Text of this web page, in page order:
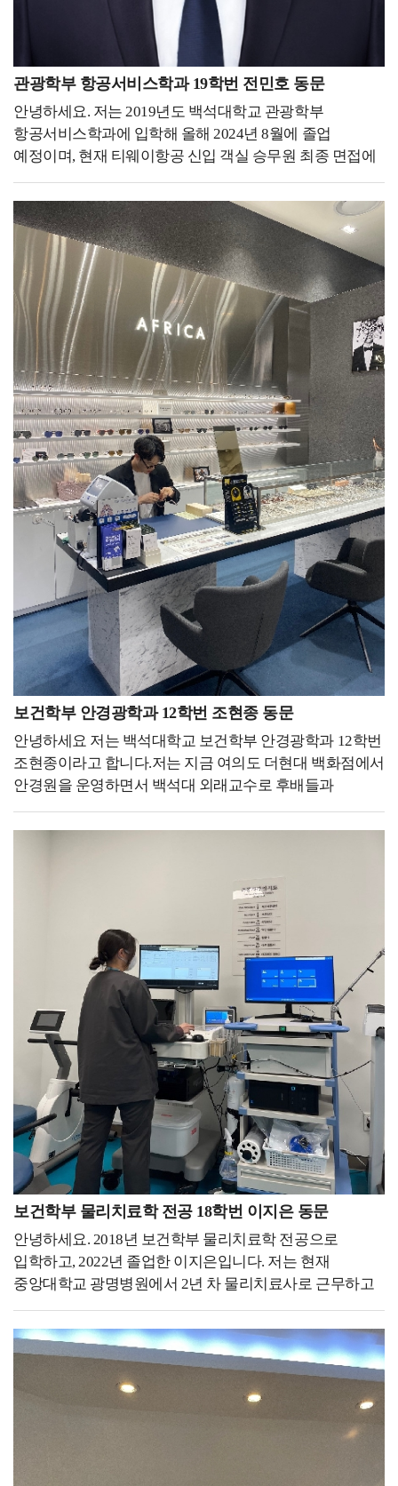
다녀오신 분들은 아시겠지만 한국 전통 무술을 한국인이
전문선수로서 수련했다는 부분이 외국인들에게 큰
매력으로 다가간다는 것을 알 수 있습니다. 큰 인정을
받으면서 외국어를 배우고 발전된 스스로의 모습을
되돌아봤을 때 다가오는 행복감은 이루 말할 수 없을
것입니다! - 후배들에게 하고 싶은 말을 자유롭게
써주세요. -해야 할까? 괜찮은 건가? 도움이 될까?
상황만이 나를 강하게 만들어 줍니다. 실패해도
괜찮습니다. 저는 대학 재학 중에 이루고자 했던 목표들을
모두 이뤘는데요. 그러면서 점점 실패에 대한 두려움이
상당히 커졌고, 실패 속에서 얻은 부정적 감정은
정체성에까지 영향을 줬습니다. 그런데 돌아보면 그
과정들이 오히려 더 좋은 결과들을 만들어 주었습니다.
잊고 있던 유학의 꿈을 되찾아 준 것처럼 실패는 더 좋은
결과를 만들어 주기 위해 방향을 바꿔주는 기차의
선로전환기와 같다는 것을 알게 됐습니다. 하고자 하는
일이라도 or 아니더라도 분명 배울 것이 있을 테니 무작정
시작하세요!혹시 대학원 진학을 하고자 하시는 분이
계시다면 자기소개서와 학업계획서를 작성하시기 전에 각
학교별로 수업 커리큘럼이나 교수님의 연구를 보면서 그에
맞게 자신만의 스토리를 만들어 작성하는 게 중요하다고
생각합니다. 그리고 학부 과정에서 많은 경험을 해보셔야
지원서 작성 시에 사용할 재료가 많아지기 때문에 도움이
안 될 것 같은 것들도 도전하시고, 성취하세요.
인스타그램을 보던 중 How big would you dream, if you
knew you couldn't fail 이라는 문장을 발견했었습니다.
여러분께서는 만약 실패하지 않을 걸 알았다면 얼마나 큰
꿈을 꿨을까요? 앞으로 여러분이 하시는 일들이 잘 될지 안
될지 아무도 모릅니다. 하지만 시작도 하지 않으신다면 될
일이 없겠죠. 모두가 안 될 거라는 꿈을 꾸시는 것도
say you cannot do.(Walter Bagehot) 라는 제 좌우명처럼
사람들이 안 될 거라고 하는 일을 해냈을 때 삶에서 가장 큰
기쁨을 얻을 수 있을 거니까요. 가능성이 0.1%라도 있다면
도전하세요. 어떠한 꿈을 꾸시던 항상 응원하겠습니다.
시간을 보내다 보니 운동에서 가장 중요한 것이 무엇일까?
라는 생각을 하게 되었습니다. 저는 운동에서 가장 중요한
것은 목적이라고 생각합니다. 누군가에게는 스트레스를
해소시켜주는 취미, 건강을 관리하기 위한 수단,
수익창출을 하기 위한 직업 등 다양한 목적이 있습니다. 그
목적을 달성하기 위해선 운동을 하는 것도 중요하지만,
나에게 맞는 운동을 찾아서, 얼마나 어떻게 해야 하는지가
더 중요합니다. 그런 기준을 설정하기 위해서 밟아야 하는
가장 첫 번째 발걸음은 자신의 체력 수준을 인지하는
것입니다. 그 체력수준을 체계적이고 구체적으로
인지시켜주고 함께할 수 있는 직업이라고 생각했기 때문에
체력측정사로 근무하게 되었습니다. 저는 군 전역 후
복학을 한 2020년도는 covid-19로 인해 모든 수업이 전면
비대면으로 진행이 되었고 국가적으로 행사들도 취소되는
상황이었습니다. 그 당시에 저는 전공과 제 자신에 대한
의심과 궁금증이 계속해서 커져만 갔습니다. 그 의심과
궁금증을 해소하기 위해 저는 제 전공의 중심으로 직접
파고들기로 마음먹었습니다. 다음 해에 전공 학생회장으로
활동하게 되었고 covid-19로 인해 취소되었던 전공 관련
행사들을 페이스북, 인스타그램, 유튜브 등 다양한 sns를
통해 진행하였습니다. 특히 제가 가장 궁금했고, 모든
학생들이 관심 있어 할 취업에 대한 콘텐츠를 많이
다뤘습니다. 졸업 후 취업한 선배들을 인터뷰했고, 스포츠
진학/진로 박람회, 전공진로설명회 등 다양한 행사들을
진행했습니다. 저는 본인이 얻고자 하고, 성장하고자 하면
그 분야의 중심에 있어야 한다고 생각했기 때문에 다음
해에는 스포츠과학부 학생회장으로 활동했습니다. 그동안
그 누구보다 전공과 학부에 대해 진심이었고 가까이에
있으면서 미래에 대한 확신과 방향성을 확인하고 배움에
대한 갈증이 생겨 한 단계 성장할 수 있었습니다. 당신은
겉보기에 노력하고 있을 뿐 이라는 책에 우회했다고
느껴진 그 길이 최단 직선거리는 아니었을지라도 가장
아름다운 곡선이다. 라는 구절이 제 심금을 울렸습니다.
저는 경험을 최우선으로 중요시합니다. 물론 책이나
간접적인 경험을 통해서 배울 수도 있지만 직접 경험하는
것과는 천지차이라고 생각합니다. 혹자는 저의 소중한
학생회장이라는 경험이 자격증 취득을 위한 시간보다 훨씬
신분으로만 할 수 있는 다양한 경험을 해보고 싶었기
때문입니다. 선후배가 아닌 목표를 향해 함께 나아가는
사회 초년생으로서, 동료로서 이야기하고 싶습니다.
학생회장, 대외활동, 학업, 자격증 공부를 병행하며 정말
힘들었던 시간도 많았습니다. 대학시절 도전의 개념과
따라오는 성취에 대한 보상을 처음 느꼈습니다. 시간이
지난 지금, 그때의 기억을 연료 삼아 포기하고 싶은
순간마다 열어보고 다시 일어날 수 있는 용기를 얻고
있습니다. 모든 것이 처음이고 새롭기만 했던 스무 살과 그
이후 지금까지도 불완전함에 불안해지고 서투른 모습이
때론 싫어질 때도 있지만 그럴 때면 대학시절 기억을 꺼내
떠올려 보며 비틀대도 넘어지지 않도록 하루하루 노력하고
있습니다. 이 글을 읽는 모든 학우 분들도 백석인으로서의
자긍심과 자부심을 갖길 바라며, 각자 이어 나갈 미래를
응원하겠습니다. 감사합니다.
관광학부 항공서비스학과 19학번 전민호 동문
안녕하세요. 저는 2019년도 백석대학교 관광학부
항공서비스학과에 입학해 올해 2024년 8월에 졸업
예정이며, 현재 티웨이항공 신입 객실 승무원 최종 면접에
모아 40일간의 유럽 배낭여행을 했던 경험이 있습니다.
혼자 여행을 하는 동안 생각하는 시간들이 많았는데, 진로
선택을 고민하던 도중 기내 안에서 전문적으로 서비스를
제공하며 책임감을 가지고 일하시는 객실 승무원의 모습이
너무나도 멋있어 보여 이 진로를 선택하게 되었습니다.
저는 대학교에 다니는 4년 동안 원하는 꿈을 이루기 위해
매 순간 최선을 다했습니다. 4.27의 학점으로 졸업했으며,
백석대학교 홍보대사를 1학년과 4학년 때 총 두 번 하면서
적극적으로 학교를 홍보하고 널리 알리기 위해
노력했습니다. 중학생을 대상으로 한 전공 체험 및 모교
방문, 수시 정시 면접 도우미, 입학식 및 졸업식 등 의전
활동들을 달마다 했지만, 그중에서도 입시박람회와 교내외
사진 촬영이 가장 인상 깊었습니다. 전국 대학들이 모이는
입시박람회에서 모교를 대표하여서 참여하는 만큼 더
성실하고 열심히 해야겠다는 사명감을 가질 수 있었고,
교내 사진 및 영상 촬영을 통해 모교 메인 홈페이지와
SNS에 실린 제 모습을 보며 항상 모교의 얼굴이라
생각하고 학교 구성원으로서의 책임감과 겸손함을 느낄 수
있었습니다. 그 결과 조직 내외에서 긍정적인 반응을 얻게
되었으며, 열심히 활동한 보람이 생겨 성취감까지 얻을 수
있었습니다. 홍보대사를 하는 동안 모교를 대중에게
소개하고 긍정적인 이미지를 확산시킬 수 있어 뿌듯한
경험을 할 수 있었습니다. 이러한 경험들이 쌓이고 쌓여서
나날이 성장하게 되었고, 저에겐 잊지 못할 추억으로 남을
수 있었습니다.저는 대학 생활을 하는 후배들에게 가장
중요하게 생각하고 강조하고 싶은 부분은 마음가짐과
태도입니다. 저는 전공 수업이든 교양 수업이든 강의를
도전하게 되었습니다. 그 결과 8개의 자격증 중 4개를 대학
생활을 하면서 취득하게 되었고, 이력서를 작성하는
과정에서도 많은 도움이 되었습니다.티웨이항공은 서류에
합격하고 난 이후에는 총 세 번의 면접을 진행하게 되는데,
그 기간 동안 본부동에 있는 강의실을 매일 빌리면서 면접
준비를 했습니다. 스터디를 통해 교수님께 피드백을
받으면서 부족한 부분들을 개선할 수 있었고, 많은 도움을
받을 수 있었습니다. 이런 과정들 덕분에 처음으로
지원하는 항공사에서 한 번에 합격할 수 있었던 거
같습니다. 이 자리를 빌려 나윤서 교수님께 감사하다는
말씀 전해 드리고 싶습니다. 저는 이제 취업을 하게 되어
직장 생활을 하게 될 텐데, 대학생 때 가졌던 마음가짐과
태도를 바탕으로 현실에 안주하지 않고 계속해서 발전해
나가는 사람이 되려 합니다. 이 글을 보고 있는
후배들에게는 좋은 동기부여가 되었으면 좋겠습니다.
여러분의 앞날을 응원하겠습니다!
보건학부 안경광학과 12학번 조현종 동문
안녕하세요 저는 백석대학교 보건학부 안경광학과 12학번
조현종이라고 합니다.저는 지금 여의도 더현대 백화점에서
안경원을 운영하면서 백석대 외래교수로 후배들과
함께하고 있습니다.저는 안경사 면허를 취득한 후 바로
안경원에 취업하였습니다. 어느덧 시간이 흘러서 6년 차를
현대백화점에 아프리카안경원을 개업하여 운영할 수
있었습니다. 또 동시에 백석대학교 대학원 안경광학과에
진학하여 학업과 안경사 경험을 동시에 쌓을 수
있었습니다.​모교 대학원에 진학하여 학부 때부터 저를
지도해 주신 교수님들과 함께 학업을 계속하여 더
효과적으로 학업을 병행할 수 있었고, 무엇보다
근무하면서 생겼던 현장에서 궁금한 점들을 실제로 실험해
보면서 연구할 수 있었습니다.우리 대학에는 다양하고
우수한 검안 장비를 갖추고 있어서 연구를 수행하기에
매우 좋은 환경입니다. 또한 지도 교수님과 대학원
학우들과 같이 연구도 하며 학술대회에서 우수논문상도
수상하였습니다.대학원 졸업 후 저는 모교 안경광학과
후배들에게 강의하고 있습니다.수업을 통해서 후배들을
만나게 되어 매우 뿌듯하며 그만큼 열심히 수업을
준비하고 여러 가지 진로에 대해서도 함께 이야기할 수
있도록 하고 있습니다.열심히 노력한 결과 우수 교원에도
선정되는 뜻깊은 결과도 얻었습니다.대학교에 다니면서
진로에 대해서 정말 많이 고민했었던 거 같습니다.
안경광학과의 경우 안경사나 검안사만 생각하는 경우가
안경사나 검안사뿐만 아니라 광학 회사, 광학 렌즈 회사
등등 많은 곳으로 취업하고 있습니다.취업에 있어서 가장
중요한 건 내가 하고자 하는 일에서 필요한 조건들이
무엇이 있는지 알아보는 게 중요합니다.졸업 후
준비하는것 보다는 대학교에 다니면서 내가 하고자 하는
중요합니다. 예를 들어 내가 하고자 하는 업무에서 필요한
보건학부 물리치료학 전공 18학번 이지은 동문
안녕하세요. 2018년 보건학부 물리치료학 전공으로
입학하고, 2022년 졸업한 이지은입니다. 저는 현재
중앙대학교 광명병원에서 2년 차 물리치료사로 근무하고
있습니다.제게 있어 대학 생활은 다양한 진로와 분야에
대해 알아보고 고민하는 시간의 연속이었습니다. 많은
학우분들께서도 저와 같이 미래를 위한 진지한 고민을
이어가고 계실 거라고 생각합니다. 저는 물리치료학과를
졸업한 후, 임상에서의 풍부한 경험을 쌓고 싶어
대학병원에 지원하였고 첫 병원에서 다양한 케이스의